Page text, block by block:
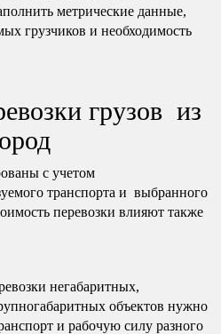
метрические данные,
грузчиков и необходимость
грузов из
с учетом
транспорта и выбранного
перевозки влияют также
негабаритных,
объектов нужно
и рабочую силу разного